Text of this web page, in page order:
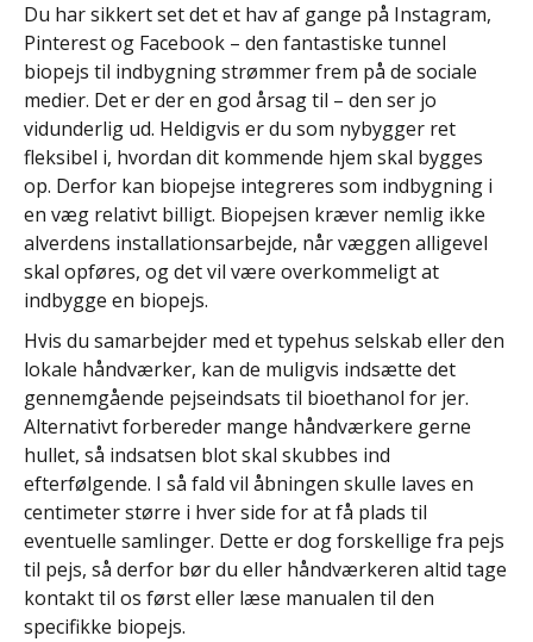
Du har sikkert set det et hav af gange på Instagram,
Pinterest og Facebook – den fantastiske tunnel
biopejs til indbygning strømmer frem på de sociale
medier. Det er der en god årsag til – den ser jo
vidunderlig ud. Heldigvis er du som nybygger ret
fleksibel i, hvordan dit kommende hjem skal bygges
op. Derfor kan biopejse integreres som indbygning i
en væg relativt billigt. Biopejsen kræver nemlig ikke
alverdens installationsarbejde, når væggen alligevel
skal opføres, og det vil være overkommeligt at
indbygge en biopejs.
Hvis du samarbejder med et typehus selskab eller den
lokale håndværker, kan de muligvis indsætte det
gennemgående pejseindsats til bioethanol for jer.
Alternativt forbereder mange håndværkere gerne
hullet, så indsatsen blot skal skubbes ind
efterfølgende. I så fald vil åbningen skulle laves en
centimeter større i hver side for at få plads til
eventuelle samlinger. Dette er dog forskellige fra pejs
til pejs, så derfor bør du eller håndværkeren altid tage
kontakt til os først eller læse manualen til den
specifikke biopejs.